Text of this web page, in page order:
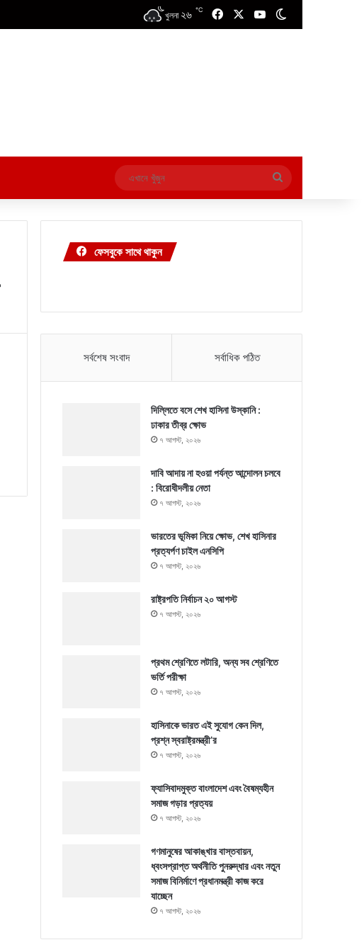
খুলনা ২৬ ℃ FacebookYouTube
এখানে
খুঁজুন
ফেসবুকে সাথে থাকুন
সর্বশেষ সংবাদ সর্বাধিক পঠিত
দিল্লিতে বসে শেখ হাসিনা উস্কানি :
ঢাকার তীব্র ক্ষোভ
৭ আগস্ট, ২০২৬
দাবি আদায় না হওয়া পর্যন্ত আন্দোলন চলবে
: বিরোধীদলীয় নেতা
৭ আগস্ট, ২০২৬
ভারতের ভূমিকা নিয়ে ক্ষোভ, শেখ হাসিনার
প্রত্যর্পণ চাইল এনসিপি
৭ আগস্ট, ২০২৬
রাষ্ট্রপতি নির্বাচন ২০ আগস্ট
৭ আগস্ট, ২০২৬
প্রথম শ্রেণিতে লটারি, অন্য সব শ্রেণিতে
ভর্তি পরীক্ষা
৭ আগস্ট, ২০২৬
হাসিনাকে ভারত এই সুযোগ কেন দিল,
প্রশ্ন স্বরাষ্ট্রমন্ত্রী’র
৭ আগস্ট, ২০২৬
ফ্যাসিবাদমুক্ত বাংলাদেশ এবং বৈষম্যহীন
সমাজ গড়ার প্রত্যয়
৭ আগস্ট, ২০২৬
গণমানুষের আকাঙ্খার বাস্তবায়ন,
ধ্বংসপ্রাপ্ত অর্থনীতি পুনরুদ্ধার এবং নতুন
সমাজ বিনির্মাণে প্রধানমন্ত্রী কাজ করে
যাচ্ছেন
৭ আগস্ট, ২০২৬